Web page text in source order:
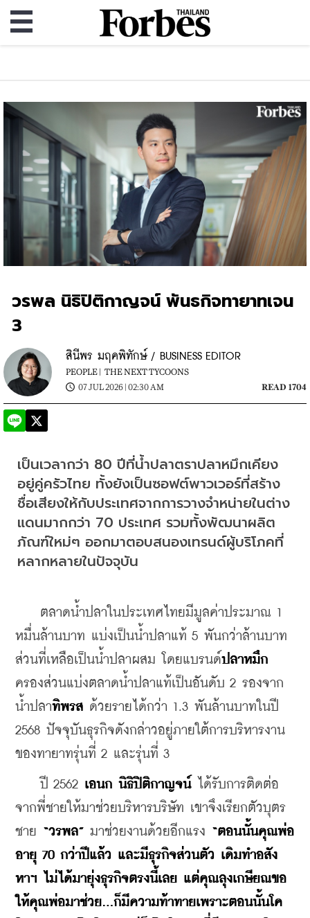
วรพล นิธิปิติกาญจน์ พันธกิจทายาทเจน
3
สินีพร มฤคพิทักษ์ / BUSINESS EDITOR
PEOPLE | THE NEXT TYCOONS
07 JUL 2026 | 02:30 AM
READ 1704
เป็นเวลากว่า 80 ปีที่น้ำปลาตราปลาหมึกเคียง
อยู่คู่ครัวไทย ทั้งยังเป็นซอฟต์พาวเวอร์ที่สร้าง
ชื่อเสียงให้กับประเทศจากการวางจำหน่ายในต่าง
แดนมากกว่า 70 ประเทศ รวมทั้งพัฒนาผลิต
ภัณฑ์ใหม่ๆ ออกมาตอบสนองเทรนด์ผู้บริโภคที่
หลากหลายในปัจจุบัน
ตลาดน้ำปลาในประเทศไทยมีมูลค่าประมาณ 1
หมื่นล้านบาท แบ่งเป็นน้ำปลาแท้ 5 พันกว่าล้านบาท
ส่วนที่เหลือเป็นน้ำปลาผสม โดยแบรนด์ปลาหมึก
ครองส่วนแบ่งตลาดน้ำปลาแท้เป็นอันดับ 2 รองจาก
น้ำปลาทิพรส ด้วยรายได้กว่า 1.3 พันล้านบาทในปี
2568 ปัจจุบันธุรกิจดังกล่าวอยู่ภายใต้การบริหารงาน
ของทายาทรุ่นที่ 2 และรุ่นที่ 3
ปี 2562 เอนก นิธิปิติกาญจน์ ได้รับการติดต่อ
จากพี่ชายให้มาช่วยบริหารบริษัท เขาจึงเรียกตัวบุตร
ชาย “วรพล” มาช่วยงานด้วยอีกแรง “ตอนนั้นคุณพ่อ
อายุ 70 กว่าปีแล้ว และมีธุรกิจส่วนตัว เดิมทำอสัง
หาฯ ไม่ได้มายุ่งธุรกิจตรงนี้เลย แต่คุณลุงเกษียณขอ
ให้คุณพ่อมาช่วย...ก็มีความท้าทายเพราะตอนนั้นโค